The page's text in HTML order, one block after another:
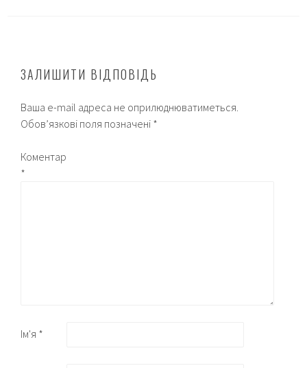
ЗАЛИШИТИ ВІДПОВІДЬ
Ваша e-mail адреса не оприлюднюватиметься.
Обов’язкові поля позначені *
Коментар
*
Ім'я *